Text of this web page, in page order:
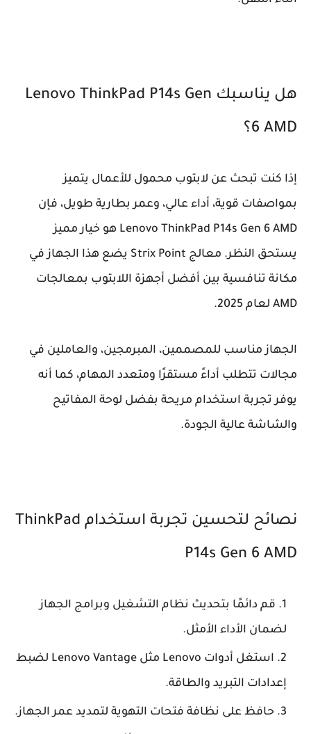
هل يناسبك Lenovo ThinkPad P14s Gen
6 AMD؟
إذا كنت تبحث عن لابتوب محمول للأعمال يتميز
بمواصفات قوية، أداء عالي، وعمر بطارية طويل، فإن
Lenovo ThinkPad P14s Gen 6 AMD هو خيار مميز
يستحق النظر. معالج Strix Point يضع هذا الجهاز في
مكانة تنافسية بين أفضل أجهزة اللابتوب بمعالجات
AMD لعام 2025.
الجهاز مناسب للمصممين، المبرمجين، والعاملين في
مجالات تتطلب أداءً مستقرًا ومتعدد المهام، كما أنه
يوفر تجربة استخدام مريحة بفضل لوحة المفاتيح
والشاشة عالية الجودة.
نصائح لتحسين تجربة استخدام ThinkPad
P14s Gen 6 AMD
قم دائمًا بتحديث نظام التشغيل وبرامج الجهاز
لضمان الأداء الأمثل.
استغل أدوات Lenovo مثل Lenovo Vantage لضبط
إعدادات التبريد والطاقة.
حافظ على نظافة فتحات التهوية لتمديد عمر الجهاز.